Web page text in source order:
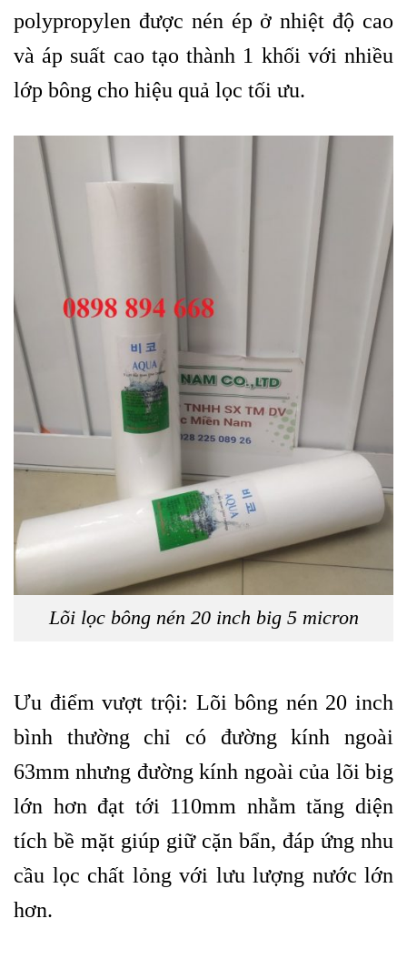
polypropylen được nén ép ở nhiệt độ cao
và áp suất cao tạo thành 1 khối với nhiều
lớp bông cho hiệu quả lọc tối ưu.
Lõi lọc bông nén 20 inch big 5 micron
Ưu điểm vượt trội: Lõi bông nén 20 inch
bình thường chỉ có đường kính ngoài
63mm nhưng đường kính ngoài của lõi big
lớn hơn đạt tới 110mm nhằm tăng diện
tích bề mặt giúp giữ cặn bẩn, đáp ứng nhu
cầu lọc chất lỏng với lưu lượng nước lớn
hơn.